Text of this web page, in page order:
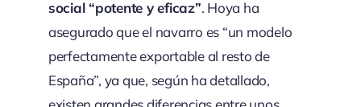
social “potente y eficaz”. Hoya ha
asegurado que el navarro es “un modelo
perfectamente exportable al resto de
España”, ya que, según ha detallado,